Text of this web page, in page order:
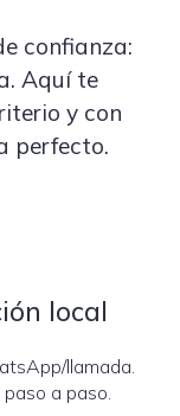
confianza:
Aquí te
y con
perfecto.
local
llamada.
a paso.